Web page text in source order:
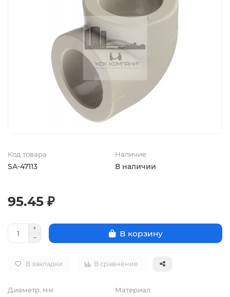
Код товара
SA-47113
Наличие
В наличии
95.45 ₽
В корзину
В закладки В сравнение
Диаметр, мм Материал